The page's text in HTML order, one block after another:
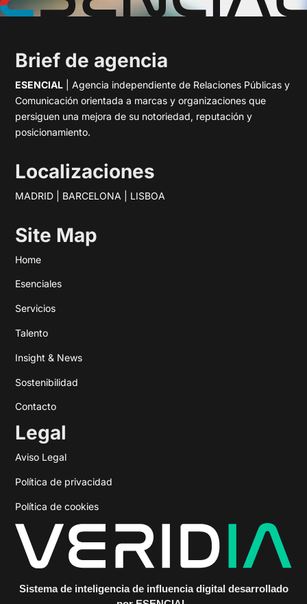
Brief de agencia
ESENCIAL | Agencia independiente de Relaciones Públicas y
Comunicación orientada a marcas y organizaciones que
persiguen una mejora de su notoriedad, reputación y
posicionamiento.
Localizaciones
MADRID | BARCELONA | LISBOA
Site Map
Home
Esenciales
Servicios
Talento
Insight & News
Sostenibilidad
Contacto
Legal
Aviso Legal
Política de privacidad
Política de cookies
Sistema de inteligencia de influencia digital desarrollado